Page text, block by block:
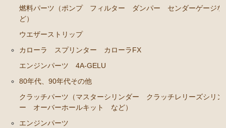
燃料パーツ（ポンプ フィルター など）
駆動パーツ（センターサポートベアリング ドライブ
シャフトブーツ など）
エンジン電装パーツ（イグニッションコイル デスビ
冷却パーツ（ポンプ サーモスタット ファン ファ
ンカップリング ホース類 など）
燃料パーツ（ポンプ フィルター ダンパー センダーゲージな
ど）
ウエザーストリップ
カローラ スプリンター カローラFX
エンジンパーツ 4A-GELU
80年代、90年代その他
クラッチパーツ（マスターシリンダー クラッチレリーズシリン
ー オーバーホールキット など）
エンジンパーツ